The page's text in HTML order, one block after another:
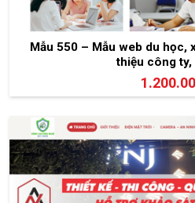
Mẫu 550 – Mẫu web du học,
thiệu công ty,